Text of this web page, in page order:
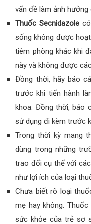
vấn đề làm ảnh
Thuốc Secnidazole
sống không được
tiêm phòng khác khi
này và không được
Đồng thời, hãy báo
trước khi tiến hành
khoa. Đồng thời, báo
sử dụng đi kèm trước
Trong thời kỳ mang
dùng trong những
trao đổi cụ thể với
như lợi ích của loại
Chưa biết rõ loại
mẹ hay không.
sức khỏe của trẻ sơ